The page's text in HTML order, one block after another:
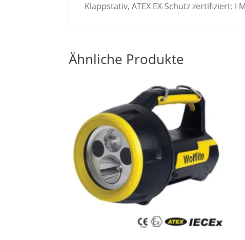
Klappstativ, ATEX EX-Schutz zertifiziert: I
Ähnliche Produkte